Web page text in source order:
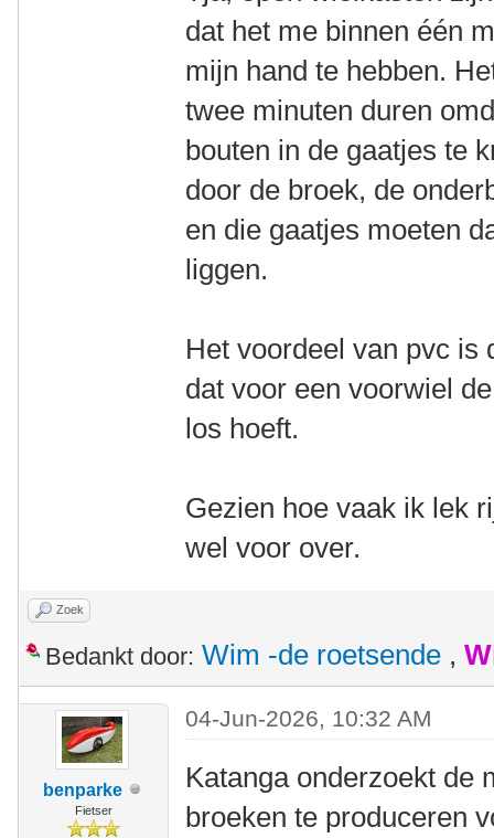
dat het me binnen één
mijn hand te hebben.
twee minuten duren
bouten in de gaatjes te
door de broek, de
en die gaatjes moeten
liggen.
Het voordeel van pvc is
dat voor een voorwiel
los hoeft.
Gezien hoe vaak ik lek
wel voor over.
Zoek
Bedankt door: Wim -de roetsende ,
benparke
Fietser
04-Jun-2026, 10:32 AM
Katanga onderzoekt de
broeken te produceren